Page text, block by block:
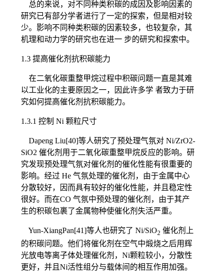
总的来说，对不同种类积碳的成因及影响因素的
研究已有部分学者进行了一定的探索，但是相对较
少。影响不同种类积碳的因素较多，也较复杂，其
机理和动力学的研究也在进一 步的研究和探索中。
1.3 提高催化剂抗积碳能力
在二氧化碳重整甲烷过程中积碳问题一直是其难
以工业化的主要原因之一，因此许多学 者致力于研
究如何提高催化剂抗积碳能力。
1.3.1 控制 Ni 颗粒尺寸
Dapeng Liu[40]等人研究了预处理气氛对 Ni/ZrO2-
SiO2 催化剂用于二氧化碳重整甲烷反应的影响。研
究发现预处理气氛对催化剂的催化性能有很重要的
影响。经过 He 气氛处理的催化剂，由于金属中心
分散较好，因而具有较好的催化性能，并且稳定性
很好。而在CO 气氛中预处理的催化剂，由于其产
生的积碳包裹了金属物种使催化剂失活严重。
Yun-XiangPan[41]等人也研究了 Ni/SiO2 催化剂上
的积碳问题。他们将催化剂在空气中煅烧之后用辉
光放电等离子体处理催化剂，Ni颗粒较小，分散性
更好，并且Ni活性组分与载体间的相互作用加强。